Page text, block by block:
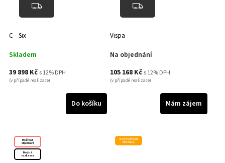
C - Six
Skladem
39 898 Kč s 12% DPH
(v případě realizace)
Do košíku
Vispa
Na objednání
105 168 Kč s 12% DPH
(v případě realizace)
Mám zájem
Možnost
objednání
Možná
realizace
Bez možnosti
instalace